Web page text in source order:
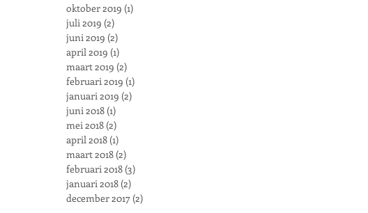
oktober 2019 (1)
juli 2019 (2)
juni 2019 (2)
april 2019 (1)
maart 2019 (2)
februari 2019 (1)
januari 2019 (2)
juni 2018 (1)
mei 2018 (2)
april 2018 (1)
maart 2018 (2)
februari 2018 (3)
januari 2018 (2)
december 2017 (2)